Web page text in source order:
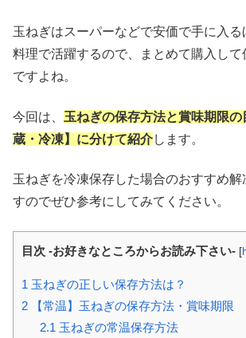
玉ねぎはスーパーなどで安価で手に入
料理で活躍するので、まとめて購入して
ですよね。
今回は、 玉ねぎの保存方法と賞味期限
蔵・冷凍】に分けて紹介します。
玉ねぎを冷凍保存した場合のおすすめ解
すのでぜひ参考にしてみてください。
目次 -お好きなところからお読み下さい- [
1 玉ねぎの正しい保存方法は？
2 【常温】玉ねぎの保存方法・賞味期限
2.1 玉ねぎの常温保存方法